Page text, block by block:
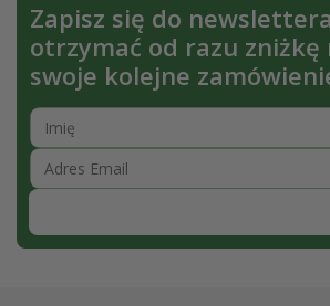
Zapisz się do
otrzymać od razu zniżkę
swoje kolejne